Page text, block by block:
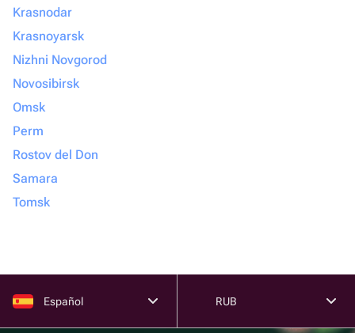
Krasnodar
Krasnoyarsk
Nizhni Novgorod
Novosibirsk
Omsk
Perm
Rostov del Don
Samara
Tomsk
Español RUB